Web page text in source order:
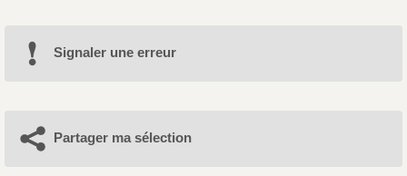
Signaler une erreur
Partager ma sélection